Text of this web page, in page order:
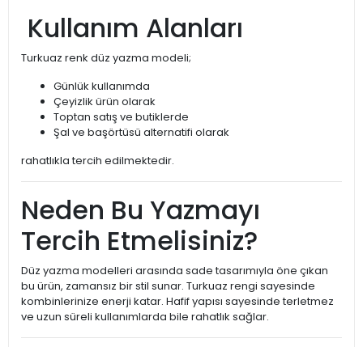
Kullanım Alanları
Turkuaz renk düz yazma modeli;
Günlük kullanımda
Çeyizlik ürün olarak
Toptan satış ve butiklerde
Şal ve başörtüsü alternatifi olarak
rahatlıkla tercih edilmektedir.
Neden Bu Yazmayı
Tercih Etmelisiniz?
Düz yazma modelleri arasında sade tasarımıyla öne çıkan
bu ürün, zamansız bir stil sunar. Turkuaz rengi sayesinde
kombinlerinize enerji katar. Hafif yapısı sayesinde terletmez
ve uzun süreli kullanımlarda bile rahatlık sağlar.